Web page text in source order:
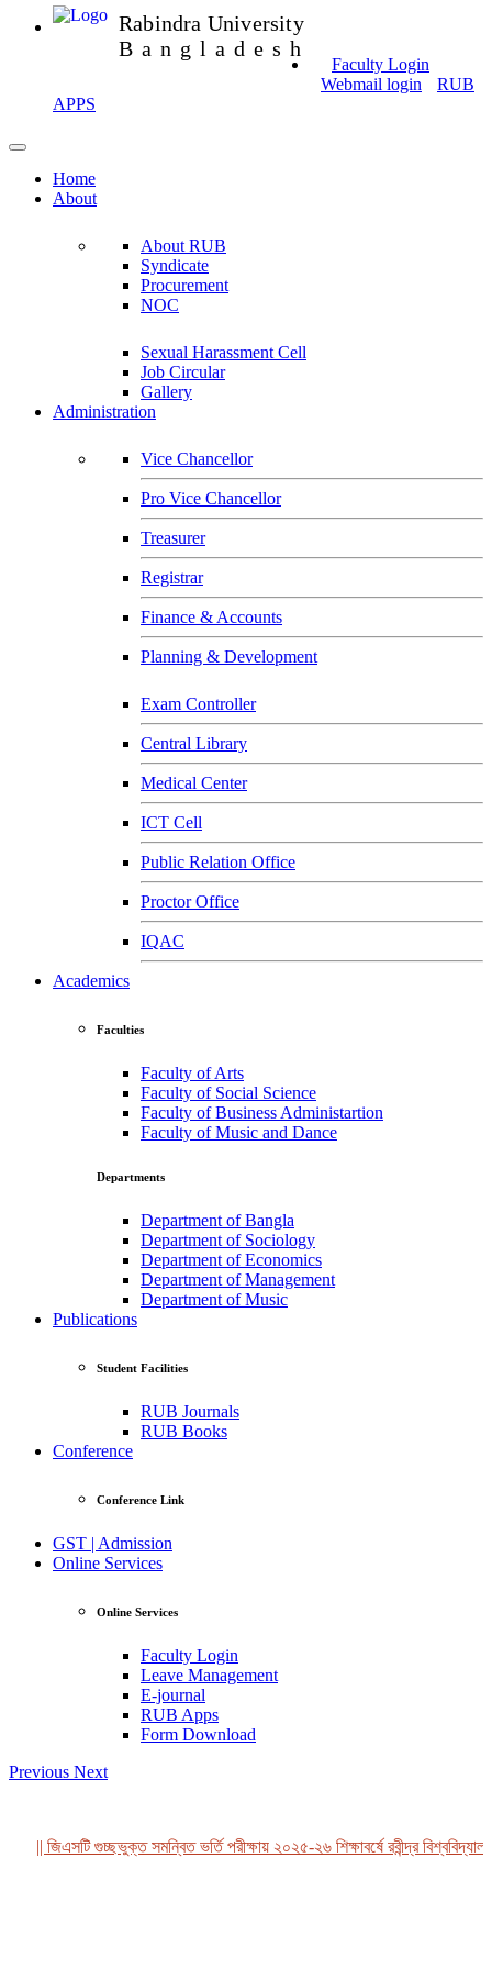
Rabindra University
Bangladesh
Faculty Login
Webmail login
RUB
APPS
Home
About
About RUB
Syndicate
Procurement
NOC
Sexual Harassment Cell
Job Circular
Gallery
Administration
Vice Chancellor
Pro Vice Chancellor
Treasurer
Registrar
Finance & Accounts
Planning & Development
Exam Controller
Central Library
Medical Center
ICT Cell
Public Relation Office
Proctor Office
IQAC
Academics
Faculties
Faculty of Arts
Faculty of Social Science
Faculty of Business Administartion
Faculty of Music and Dance
Departments
Department of Bangla
Department of Sociology
Department of Economics
Department of Management
Department of Music
Publications
Student Facilities
RUB Journals
RUB Books
Conference
Conference Link
GST | Admission
Online Services
Online Services
Faculty Login
Leave Management
E-journal
RUB Apps
Form Download
Previous Next
|| জিএসটি গুচ্ছভুক্ত সমন্বিত ভর্তি পরীক্ষায় ২০২৫-২৬ শিক্ষাবর্ষে রবীন্দ্র